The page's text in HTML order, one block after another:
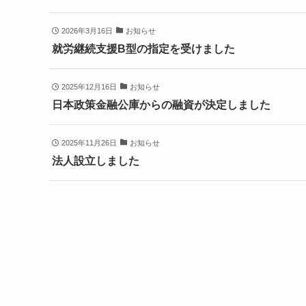
2026年3月16日 お知らせ
就労継続支援B型の指定を受けました
2025年12月16日 お知らせ
日本政策金融公庫からの融資が決定しました
2025年11月26日 お知らせ
法人設立しました